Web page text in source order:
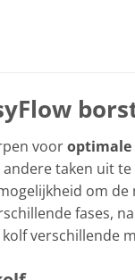
voor
taken uit
om
fases,
verschillende